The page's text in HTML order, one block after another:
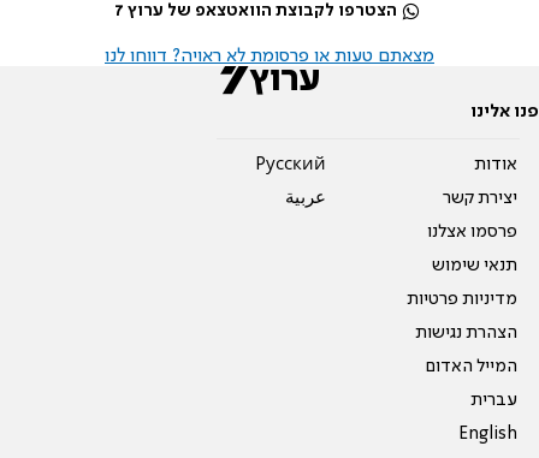
הצטרפו לקבוצת הוואטצאפ של ערוץ 7
מצאתם טעות או פרסומת לא ראויה? דווחו לנו
פנו אלינו
אודות
יצירת קשר
פרסמו אצלנו
תנאי שימוש
מדיניות פרטיות
הצהרת נגישות
המייל האדום
עברית
English
Pусский
عربية